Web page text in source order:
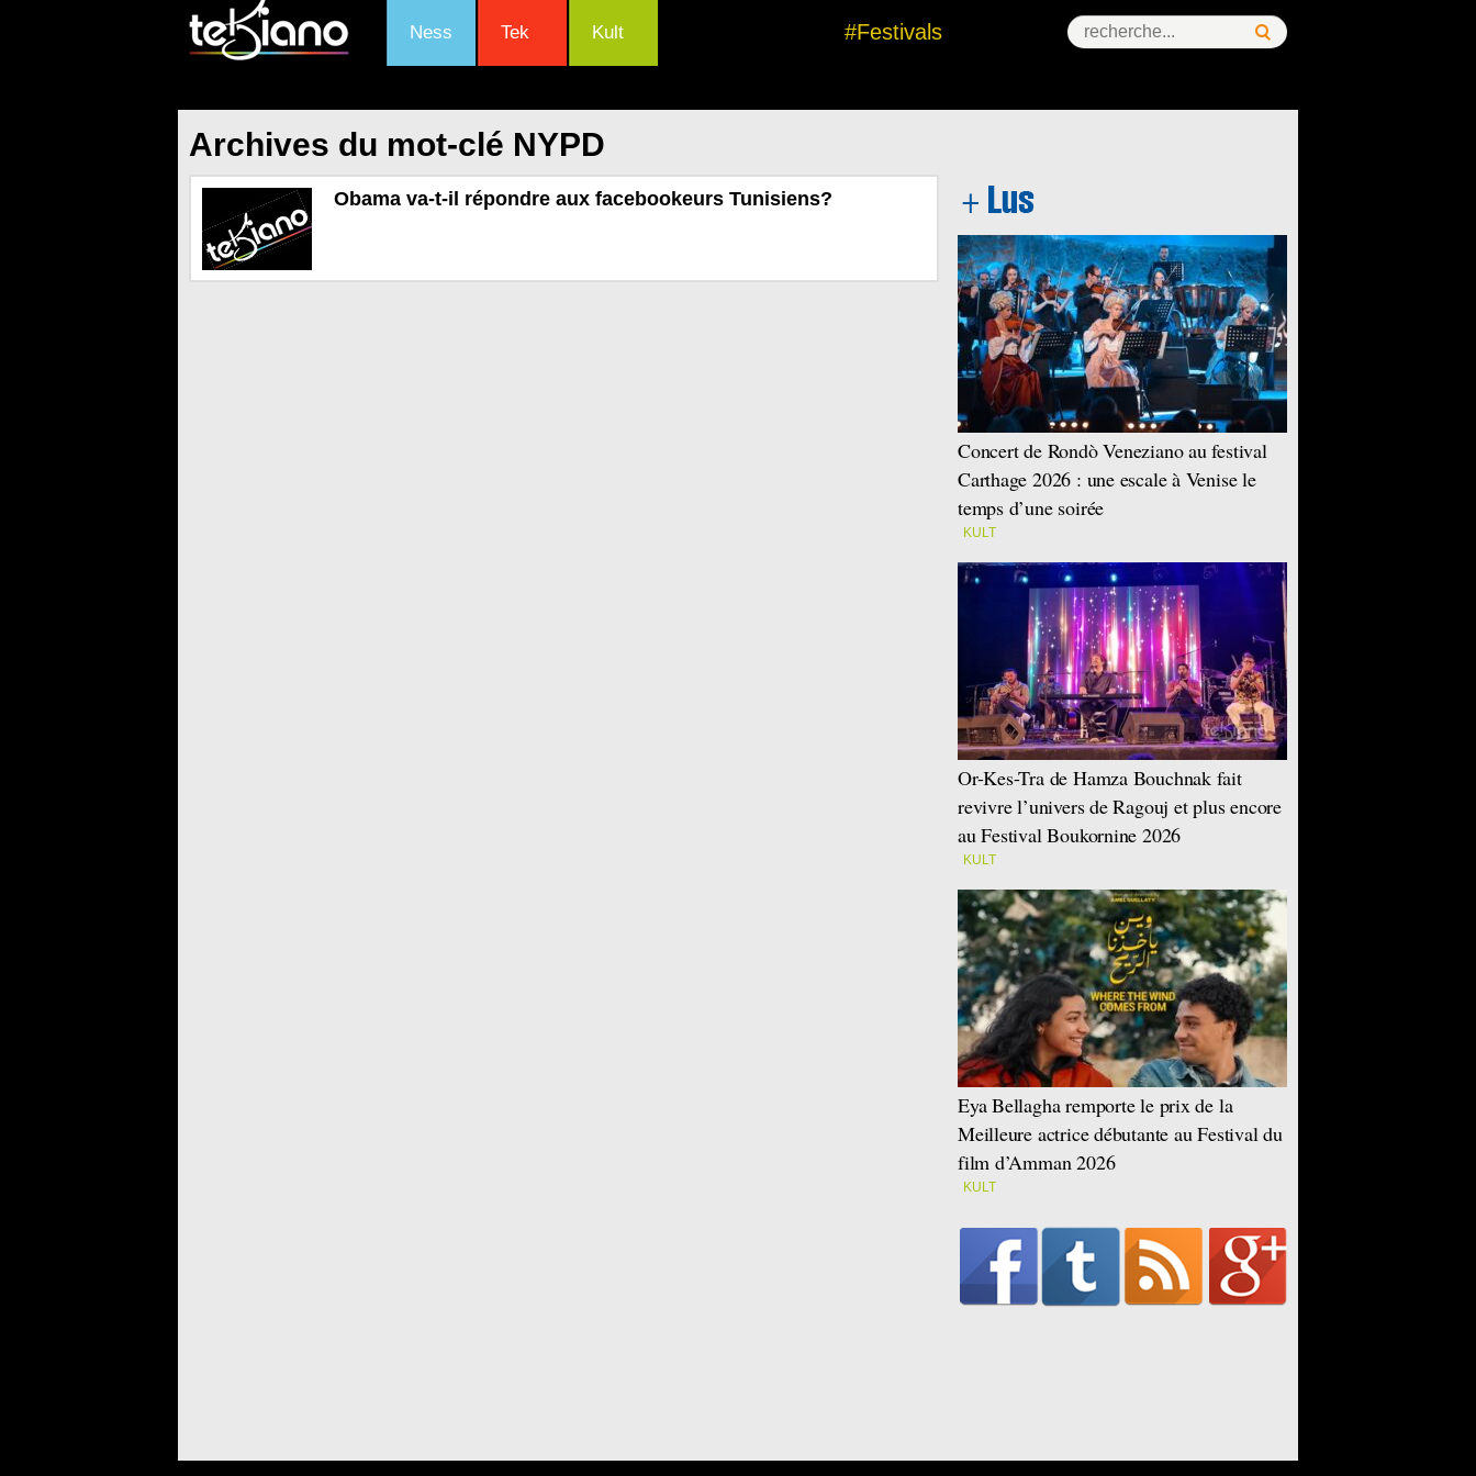
Ness Tek Kult #Festivals
Archives du mot-clé NYPD
Obama va-t-il répondre aux facebookeurs Tunisiens?
Concert de Rondò Veneziano au festival
Carthage 2026 : une escale à Venise le
temps d’une soirée
KULT
Or-Kes-Tra de Hamza Bouchnak fait
revivre l’univers de Ragouj et plus encore
au Festival Boukornine 2026
KULT
Eya Bellagha remporte le prix de la
Meilleure actrice débutante au Festival du
film d’Amman 2026
KULT